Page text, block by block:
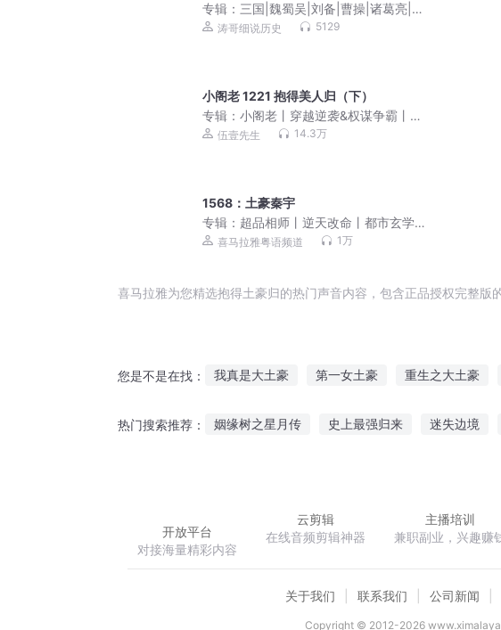
专辑： 三国|魏蜀吴|刘备|曹操|诸葛亮|孙
权|谢涛讲三国
涛哥细说历史 5129
小阁老 1221 抱得美人归（下）
专辑： 小阁老丨穿越逆袭&权谋争霸丨精
品多人有声剧
伍壹先生 14.3万
1568：土豪秦宇
专辑： 超品相师丨逆天改命丨都市玄学
（粤语）
喜马拉雅粤语频道 1万
喜马拉雅为您精选抱得土豪归的热门声音内容，包含正品授权完整版
您是不是在找： 我真是大土豪 第一女土豪 重生之大土豪
热门搜索推荐： 姻缘树之星月传 史上最强归来 迷失边境
开放平台
对接海量精彩内容
云剪辑
在线音频剪辑神器
主播培训
兼职副业，兴趣赚
关于我们 联系我们 公司新闻
Copyright © 2012-2026